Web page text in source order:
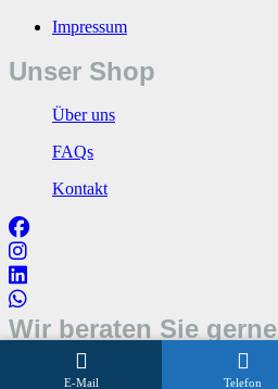
Impressum
Unser Shop
Über uns
FAQs
Kontakt
Wir beraten Sie gerne
Öffnungszeiten
E-Mail Telefon